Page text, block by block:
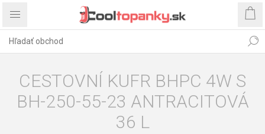
CESTOVNÍ KUFR BHPC 4W S
BH-250-55-23 ANTRACITOVÁ
36 L